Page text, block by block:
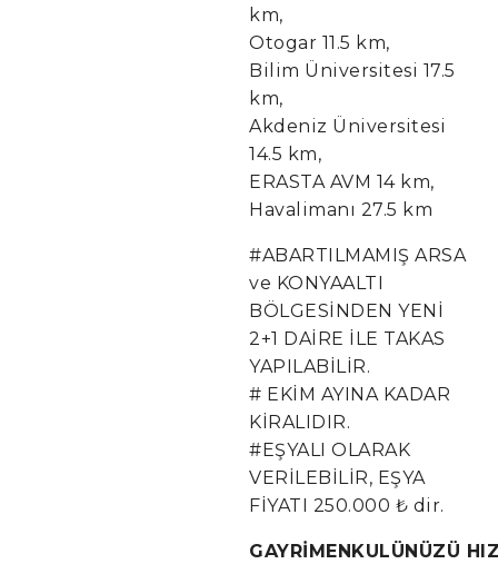
km,
Otogar 11.5 km,
Bilim Üniversitesi 17.5
km,
Akdeniz Üniversitesi
14.5 km,
ERASTA AVM 14 km,
Havalimanı 27.5 km
#ABARTILMAMIŞ ARSA
ve KONYAALTI
BÖLGESİNDEN YENİ
2+1 DAİRE İLE TAKAS
YAPILABİLİR.
# EKİM AYINA KADAR
KİRALIDIR.
#EŞYALI OLARAK
VERİLEBİLİR, EŞYA
FİYATI 250.000 ₺ dir.
GAYRİMENKULÜNÜZÜ